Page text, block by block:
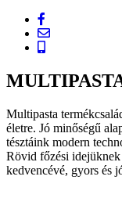
Multipasta
életre. Jó minőségű
tésztáink modern
Rövid főzési
kedvencévé, gyors és